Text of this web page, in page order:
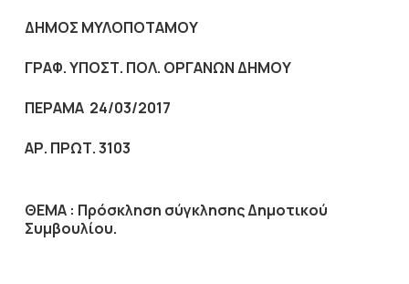
ΔΗΜΟΣ ΜΥΛΟΠΟΤΑΜΟΥ
ΓΡΑΦ. ΥΠΟΣΤ. ΠΟΛ. ΟΡΓΑΝΩΝ ΔΗΜΟΥ
ΠΕΡΑΜΑ 24/03/2017
ΑΡ. ΠΡΩΤ. 3103
ΘΕΜΑ : Πρόσκληση σύγκλησης Δημοτικού
Συμβουλίου.